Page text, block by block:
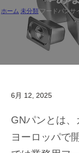
ホーム 未分類/フードパンサ
6月 12, 2025
GNパンとは、
ヨーロッパで